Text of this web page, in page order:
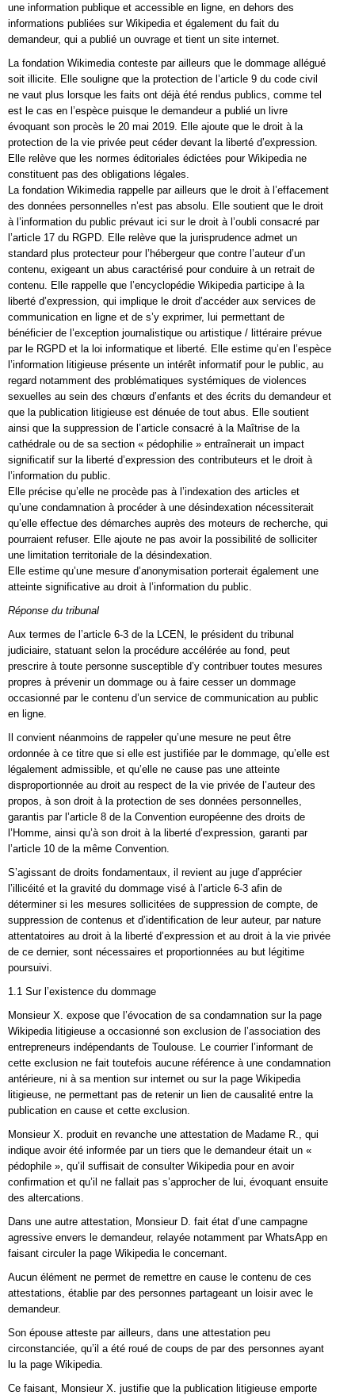
une information publique et accessible en ligne, en dehors des
informations publiées sur Wikipedia et également du fait du
demandeur, qui a publié un ouvrage et tient un site internet.
La fondation Wikimedia conteste par ailleurs que le dommage allégué
soit illicite. Elle souligne que la protection de l’article 9 du code civil
ne vaut plus lorsque les faits ont déjà été rendus publics, comme tel
est le cas en l’espèce puisque le demandeur a publié un livre
évoquant son procès le 20 mai 2019. Elle ajoute que le droit à la
protection de la vie privée peut céder devant la liberté d’expression.
Elle relève que les normes éditoriales édictées pour Wikipedia ne
constituent pas des obligations légales.
La fondation Wikimedia rappelle par ailleurs que le droit à l’effacement
des données personnelles n’est pas absolu. Elle soutient que le droit
à l’information du public prévaut ici sur le droit à l’oubli consacré par
l’article 17 du RGPD. Elle relève que la jurisprudence admet un
standard plus protecteur pour l’hébergeur que contre l’auteur d’un
contenu, exigeant un abus caractérisé pour conduire à un retrait de
contenu. Elle rappelle que l’encyclopédie Wikipedia participe à la
liberté d’expression, qui implique le droit d’accéder aux services de
communication en ligne et de s’y exprimer, lui permettant de
bénéficier de l’exception journalistique ou artistique / littéraire prévue
par le RGPD et la loi informatique et liberté. Elle estime qu’en l’espèce
l’information litigieuse présente un intérêt informatif pour le public, au
regard notamment des problématiques systémiques de violences
sexuelles au sein des chœurs d’enfants et des écrits du demandeur et
que la publication litigieuse est dénuée de tout abus. Elle soutient
ainsi que la suppression de l’article consacré à la Maîtrise de la
cathédrale ou de sa section « pédophilie » entraînerait un impact
significatif sur la liberté d’expression des contributeurs et le droit à
l’information du public.
Elle précise qu’elle ne procède pas à l’indexation des articles et
qu’une condamnation à procéder à une désindexation nécessiterait
qu’elle effectue des démarches auprès des moteurs de recherche, qui
pourraient refuser. Elle ajoute ne pas avoir la possibilité de solliciter
une limitation territoriale de la désindexation.
Elle estime qu’une mesure d’anonymisation porterait également une
atteinte significative au droit à l’information du public.
Réponse du tribunal
Aux termes de l’article 6-3 de la LCEN, le président du tribunal
judiciaire, statuant selon la procédure accélérée au fond, peut
prescrire à toute personne susceptible d’y contribuer toutes mesures
propres à prévenir un dommage ou à faire cesser un dommage
occasionné par le contenu d’un service de communication au public
en ligne.
Il convient néanmoins de rappeler qu’une mesure ne peut être
ordonnée à ce titre que si elle est justifiée par le dommage, qu’elle est
légalement admissible, et qu’elle ne cause pas une atteinte
disproportionnée au droit au respect de la vie privée de l’auteur des
propos, à son droit à la protection de ses données personnelles,
garantis par l’article 8 de la Convention européenne des droits de
l’Homme, ainsi qu’à son droit à la liberté d’expression, garanti par
l’article 10 de la même Convention.
S’agissant de droits fondamentaux, il revient au juge d’apprécier
l’illicéité et la gravité du dommage visé à l’article 6-3 afin de
déterminer si les mesures sollicitées de suppression de compte, de
suppression de contenus et d’identification de leur auteur, par nature
attentatoires au droit à la liberté d’expression et au droit à la vie privée
de ce dernier, sont nécessaires et proportionnées au but légitime
poursuivi.
1.1 Sur l’existence du dommage
Monsieur X. expose que l’évocation de sa condamnation sur la page
Wikipedia litigieuse a occasionné son exclusion de l’association des
entrepreneurs indépendants de Toulouse. Le courrier l’informant de
cette exclusion ne fait toutefois aucune référence à une condamnation
antérieure, ni à sa mention sur internet ou sur la page Wikipedia
litigieuse, ne permettant pas de retenir un lien de causalité entre la
publication en cause et cette exclusion.
Monsieur X. produit en revanche une attestation de Madame R., qui
indique avoir été informée par un tiers que le demandeur était un «
pédophile », qu’il suffisait de consulter Wikipedia pour en avoir
confirmation et qu’il ne fallait pas s’approcher de lui, évoquant ensuite
des altercations.
Dans une autre attestation, Monsieur D. fait état d’une campagne
agressive envers le demandeur, relayée notamment par WhatsApp en
faisant circuler la page Wikipedia le concernant.
Aucun élément ne permet de remettre en cause le contenu de ces
attestations, établie par des personnes partageant un loisir avec le
demandeur.
Son épouse atteste par ailleurs, dans une attestation peu
circonstanciée, qu’il a été roué de coups de par des personnes ayant
lu la page Wikipedia.
Ce faisant, Monsieur X. justifie que la publication litigieuse emporte